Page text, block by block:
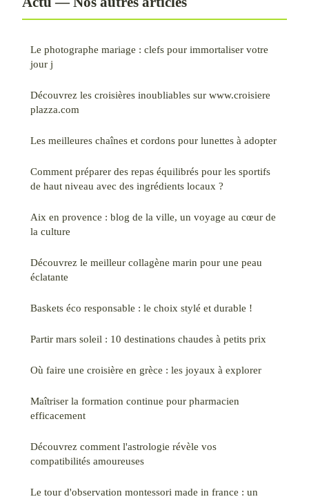
Le photographe mariage : clefs pour immortaliser votre
jour j
Découvrez les croisières inoubliables sur www.croisiere
plazza.com
Les meilleures chaînes et cordons pour lunettes à adopter
Comment préparer des repas équilibrés pour les sportifs
de haut niveau avec des ingrédients locaux ?
Aix en provence : blog de la ville, un voyage au cœur de
la culture
Découvrez le meilleur collagène marin pour une peau
éclatante
Baskets éco responsable : le choix stylé et durable !
Partir mars soleil : 10 destinations chaudes à petits prix
Où faire une croisière en grèce : les joyaux à explorer
Maîtriser la formation continue pour pharmacien
efficacement
Découvrez comment l'astrologie révèle vos
compatibilités amoureuses
Le tour d'observation montessori made in france : un